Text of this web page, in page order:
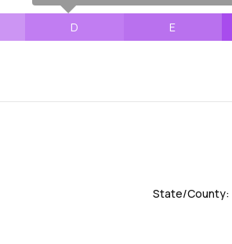
D E
State/County: